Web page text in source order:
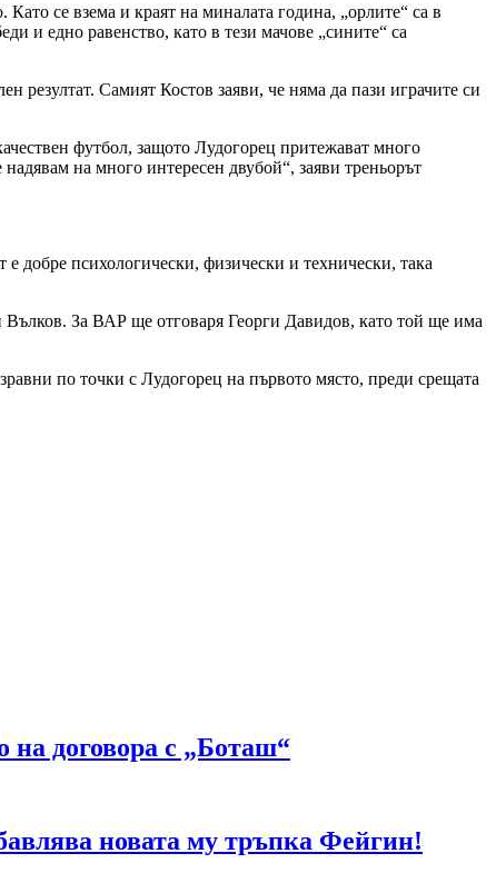
се взема и краят на миналата година, „орлите“ са в
и едно равенство, като в тези мачове „сините“ са
резултат. Самият Костов заяви, че няма да пази играчите си
футбол, защото Лудогорец притежават много
на много интересен двубой“, заяви треньорът
добре психологически, физически и технически, така
За ВАР ще отговаря Георги Давидов, като той ще има
по точки с Лудогорец на първото място, преди срещата
на договора с „Боташ“
новата му тръпка Фейгин!